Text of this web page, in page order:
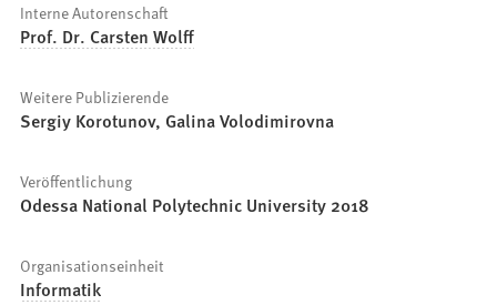
Interne Autorenschaft
Prof. Dr. Carsten Wolff
Weitere Publizierende
Sergiy Korotunov, Galina Volodimirovna
Veröffentlichung
Odessa National Polytechnic University 2018
Organisationseinheit
Informatik